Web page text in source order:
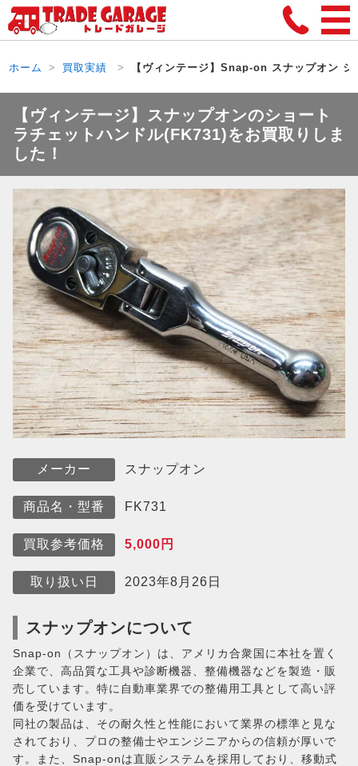
ホーム 買取実績 【ヴィンテージ】Snap-on スナップオン
【ヴィンテージ】スナップオンのショート
ラチェットハンドル(FK731)をお買取りしま
した！
メーカー スナップオン
商品名・型番 FK731
買取参考価格 5,000円
取り扱い日 2023年8月26日
スナップオンについて
Snap-on（スナップオン）は、アメリカ合衆国に本社を置く
企業で、高品質な工具や診断機器、整備機器などを製造・販
売しています。特に自動車業界での整備用工具として高い評
価を受けています。
同社の製品は、その耐久性と性能において業界の標準と見な
されており、プロの整備士やエンジニアからの信頼が厚いで
す。また、Snap-onは直販システムを採用しており、移動式